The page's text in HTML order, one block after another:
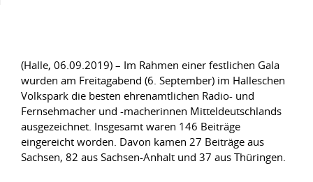
(Halle, 06.09.2019) – Im Rahmen einer festlichen Gala
wurden am Freitagabend (6. September) im Halleschen
Volkspark die besten ehrenamtlichen Radio- und
Fernsehmacher und -macherinnen Mitteldeutschlands
ausgezeichnet. Insgesamt waren 146 Beiträge
eingereicht worden. Davon kamen 27 Beiträge aus
Sachsen, 82 aus Sachsen-Anhalt und 37 aus Thüringen.